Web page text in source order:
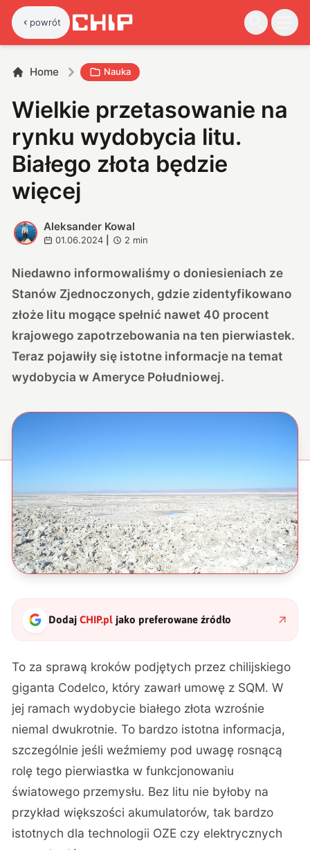
powrót
Home Nauka
Wielkie przetasowanie na
rynku wydobycia litu.
Białego złota będzie
więcej
A
Aleksander Kowal
01.06.2024 2 min
Niedawno informowaliśmy o doniesieniach ze
Stanów Zjednoczonych, gdzie zidentyfikowano
złoże litu mogące spełnić nawet 40 procent
krajowego zapotrzebowania na ten pierwiastek.
Teraz pojawiły się istotne informacje na temat
wydobycia w Ameryce Południowej.
DodajCHIP.pl jako preferowane źródło
To za sprawą kroków podjętych przez chilijskiego
giganta Codelco, który zawarł umowę z SQM. W
jej ramach wydobycie białego złota wzrośnie
niemal dwukrotnie. To bardzo istotna informacja,
szczególnie jeśli weźmiemy pod uwagę rosnącą
rolę tego pierwiastka w funkcjonowaniu
światowego przemysłu. Bez litu nie byłoby na
przykład większości akumulatorów, tak bardzo
istotnych dla technologii OZE czy elektrycznych